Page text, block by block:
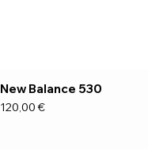
New Balance 530
Preço
120,00 €